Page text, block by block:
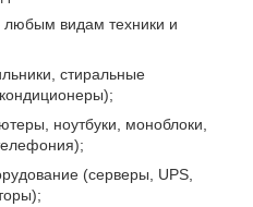
видам техники и
стиральные
ноутбуки, моноблоки,
(серверы, UPS,